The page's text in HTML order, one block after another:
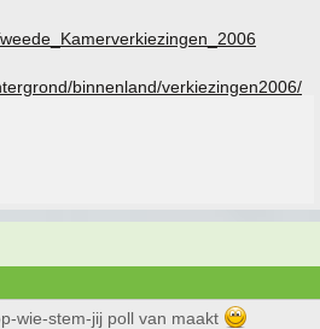
binnenland/verkiezingen2006/
wie-stem-jij poll van maakt